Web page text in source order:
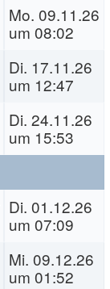
Mo. 09.11.26
um 08:02
Di. 17.11.26
um 12:47
Di. 24.11.26
um 15:53
Di. 01.12.26
um 07:09
Mi. 09.12.26
um 01:52